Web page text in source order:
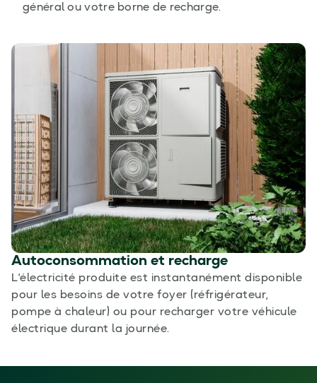
général ou votre borne de recharge.
Autoconsommation et recharge
L'électricité produite est instantanément disponible
pour les besoins de votre foyer (réfrigérateur,
pompe à chaleur) ou pour recharger votre véhicule
électrique durant la journée.